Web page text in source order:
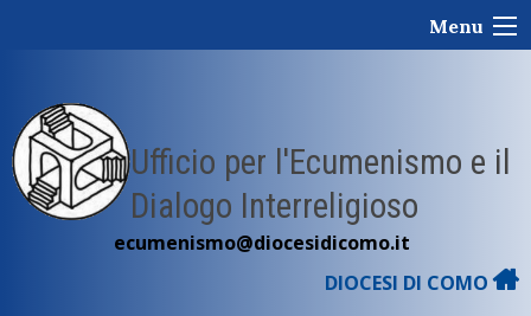
Menu
Ufficio per l'Ecumenismo e il
Dialogo Interreligioso
ecumenismo@diocesidicomo.it
DIOCESI DI COMO